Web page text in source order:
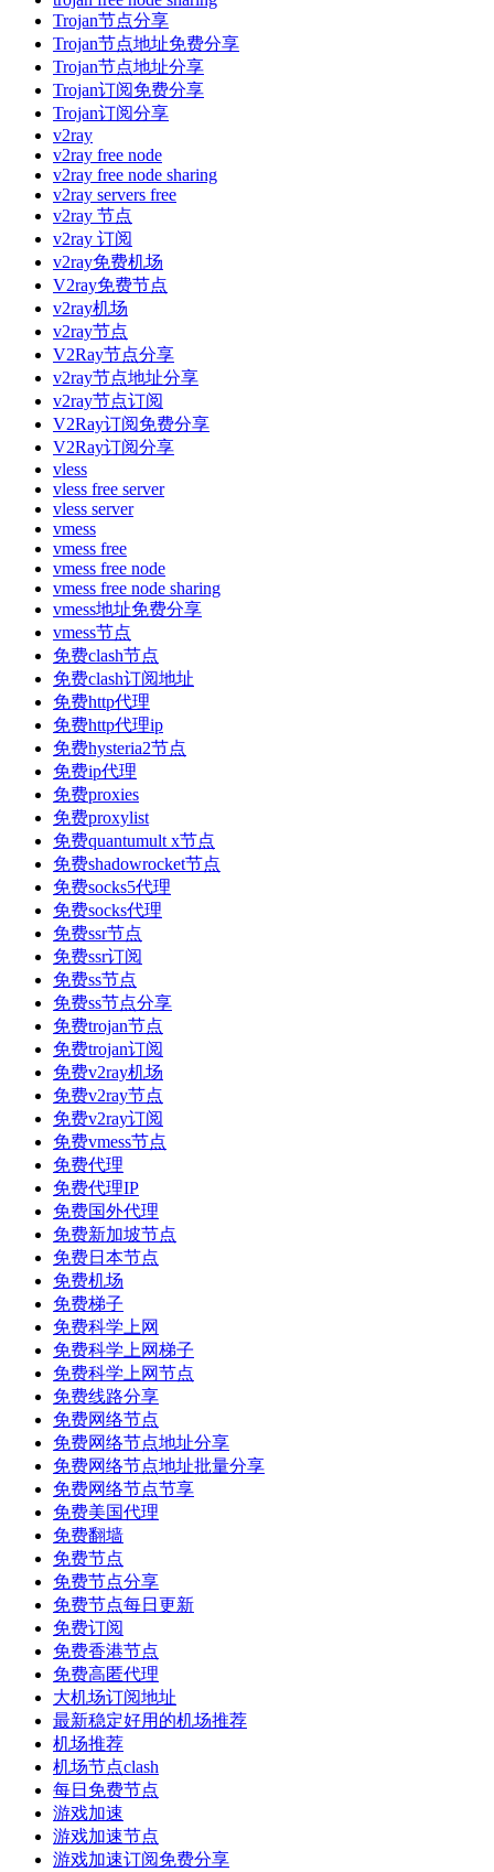
Trojan节点分享
Trojan节点地址免费分享
Trojan节点地址分享
Trojan订阅免费分享
Trojan订阅分享
v2ray
v2ray free node
v2ray free node sharing
v2ray servers free
v2ray 节点
v2ray 订阅
v2ray免费机场
V2ray免费节点
v2ray机场
v2ray节点
V2Ray节点分享
v2ray节点地址分享
v2ray节点订阅
V2Ray订阅免费分享
V2Ray订阅分享
vless
vless free server
vless server
vmess
vmess free
vmess free node
vmess free node sharing
vmess地址免费分享
vmess节点
免费clash节点
免费clash订阅地址
免费http代理
免费http代理ip
免费hysteria2节点
免费ip代理
免费proxies
免费proxylist
免费quantumult x节点
免费shadowrocket节点
免费socks5代理
免费socks代理
免费ssr节点
免费ssr订阅
免费ss节点
免费ss节点分享
免费trojan节点
免费trojan订阅
免费v2ray机场
免费v2ray节点
免费v2ray订阅
免费vmess节点
免费代理
免费代理IP
免费国外代理
免费新加坡节点
免费日本节点
免费机场
免费梯子
免费科学上网
免费科学上网梯子
免费科学上网节点
免费线路分享
免费网络节点
免费网络节点地址分享
免费网络节点地址批量分享
免费网络节点节享
免费美国代理
免费翻墙
免费节点
免费节点分享
免费节点每日更新
免费订阅
免费香港节点
免费高匿代理
大机场订阅地址
最新稳定好用的机场推荐
机场推荐
机场节点clash
每日免费节点
游戏加速
游戏加速节点
游戏加速订阅免费分享